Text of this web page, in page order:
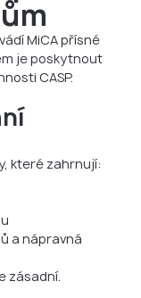
MiCA přísné
je poskytnout
CASP.
které zahrnují:
a nápravná
zásadní.